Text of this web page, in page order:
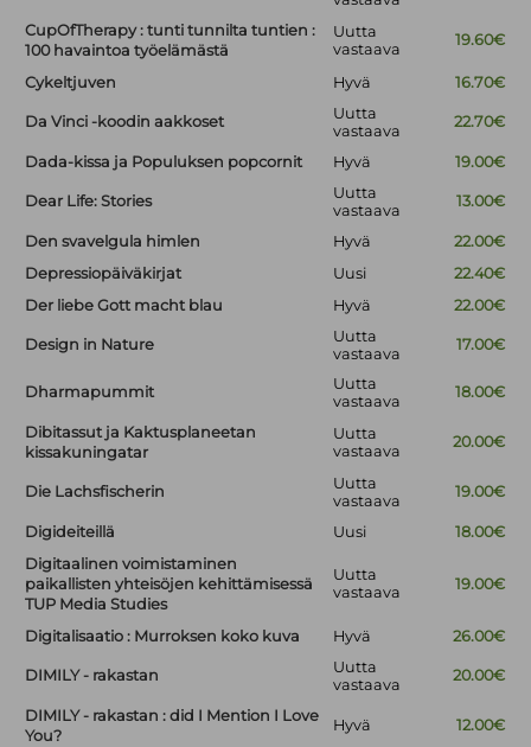
CupOfTherapy : tunti tunnilta tuntien :
100 havaintoa työelämästä
Uutta
vastaava
19.60€
Cykeltjuven Hyvä 16.70€
Da Vinci -koodin aakkoset
Uutta
vastaava
22.70€
Dada-kissa ja Populuksen popcornit Hyvä 19.00€
Dear Life: Stories
Uutta
vastaava
13.00€
Den svavelgula himlen Hyvä
22.00€
Depressiopäiväkirjat
Uusi
22.40€
Der liebe Gott macht blau
Hyvä 22.00€
Design in Nature
Uutta
vastaava
17.00€
Dharmapummit
Uutta
vastaava
18.00€
Dibitassut ja Kaktusplaneetan
kissakuningatar
Uutta
vastaava
20.00€
Die Lachsfischerin
Uutta
vastaava
19.00€
Digideiteillä Uusi
18.00€
Digitaalinen voimistaminen
paikallisten yhteisöjen kehittämisessä
TUP Media Studies
Uutta
vastaava
19.00€
Digitalisaatio : Murroksen koko kuva Hyvä 26.00€
DIMILY - rakastan
Uutta
vastaava
20.00€
DIMILY - rakastan : did I Mention I Love
You?
Hyvä 12.00€